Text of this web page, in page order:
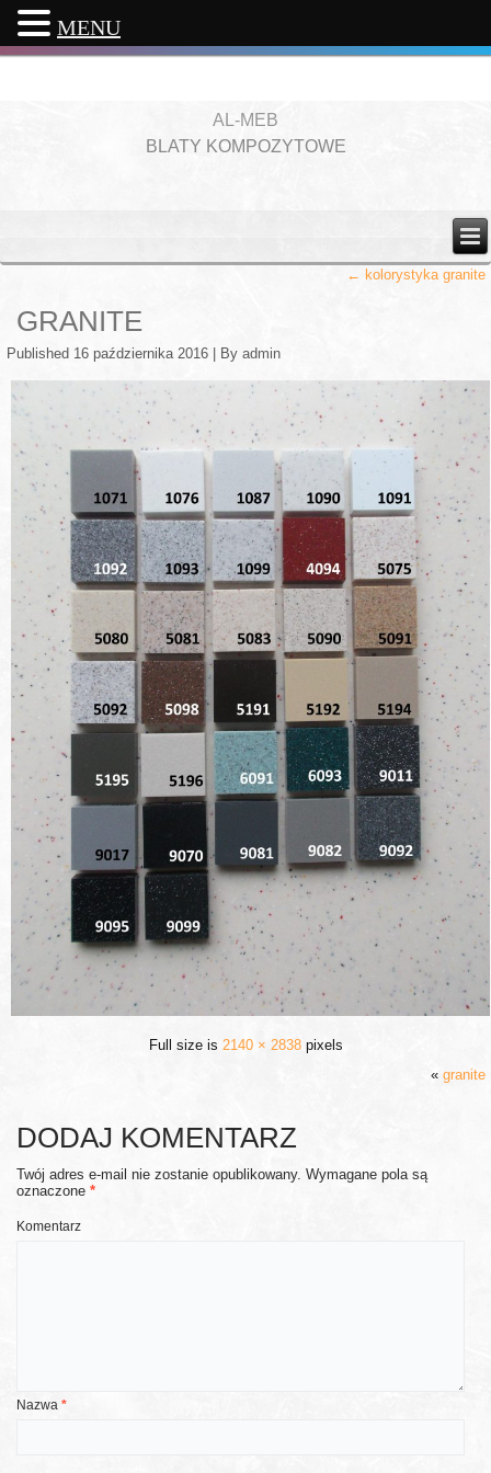
AL-MEB
BLATY KOMPOZYTOWE
← kolorystyka granite
GRANITE
Published 16 października 2016 By admin
Full size is 2140 × 2838pixels
« granite
DODAJ KOMENTARZ
Twój adres e-mail nie zostanie opublikowany. Wymagane pola są
oznaczone*
Komentarz
Nazwa*
MENU